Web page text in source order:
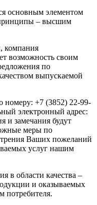
основным элементом
– высшим
компания
возможность своим
по
выпускаемой
номеру: +7 (3852) 22-99-
электронный адрес:
и замечания будут
меры по
Ваших пожеланий
услуг нашим
в области качества –
и оказываемых
потребителя.